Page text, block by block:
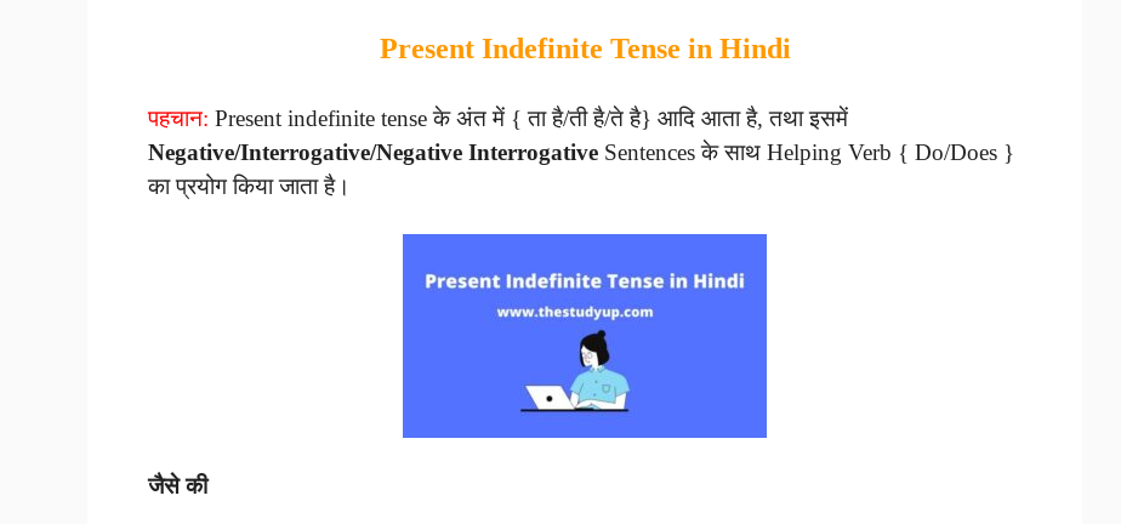
Present Indefinite Tense in Hindi
पहचान: Present indefinite tense के अंत में { ता है/ती है/ते है} आदि आता है, तथा इसमें
Negative/Interrogative/Negative Interrogative Sentences के साथ Helping Verb { Do/Does }
का प्रयोग किया जाता है।
जैसे की